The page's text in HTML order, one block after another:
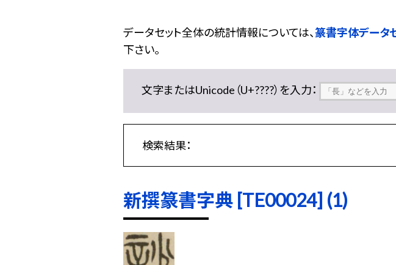
データセット全体の統計情報については、篆書字体データ
下さい。
文字またはUnicode（U+????）を入力：
検索結果：
新撰篆書字典 [TE00024] (1)